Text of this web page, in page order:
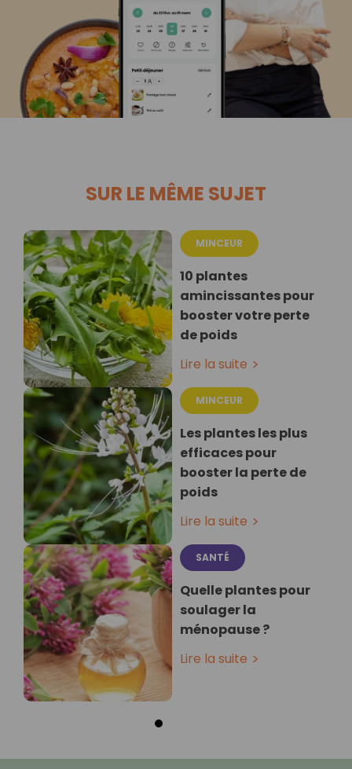
SUR LE MÊME SUJET
MINCEUR
10 plantes
amincissantes pour
booster votre perte
de poids
Lire la suite
MINCEUR
Les plantes les plus
efficaces pour
booster la perte de
poids
Lire la suite
SANTÉ
Quelle plantes pour
soulager la
ménopause ?
Lire la suite